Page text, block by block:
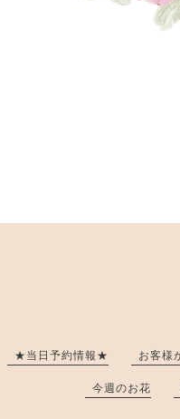
★当日予約情報★ お客様
今週のお花